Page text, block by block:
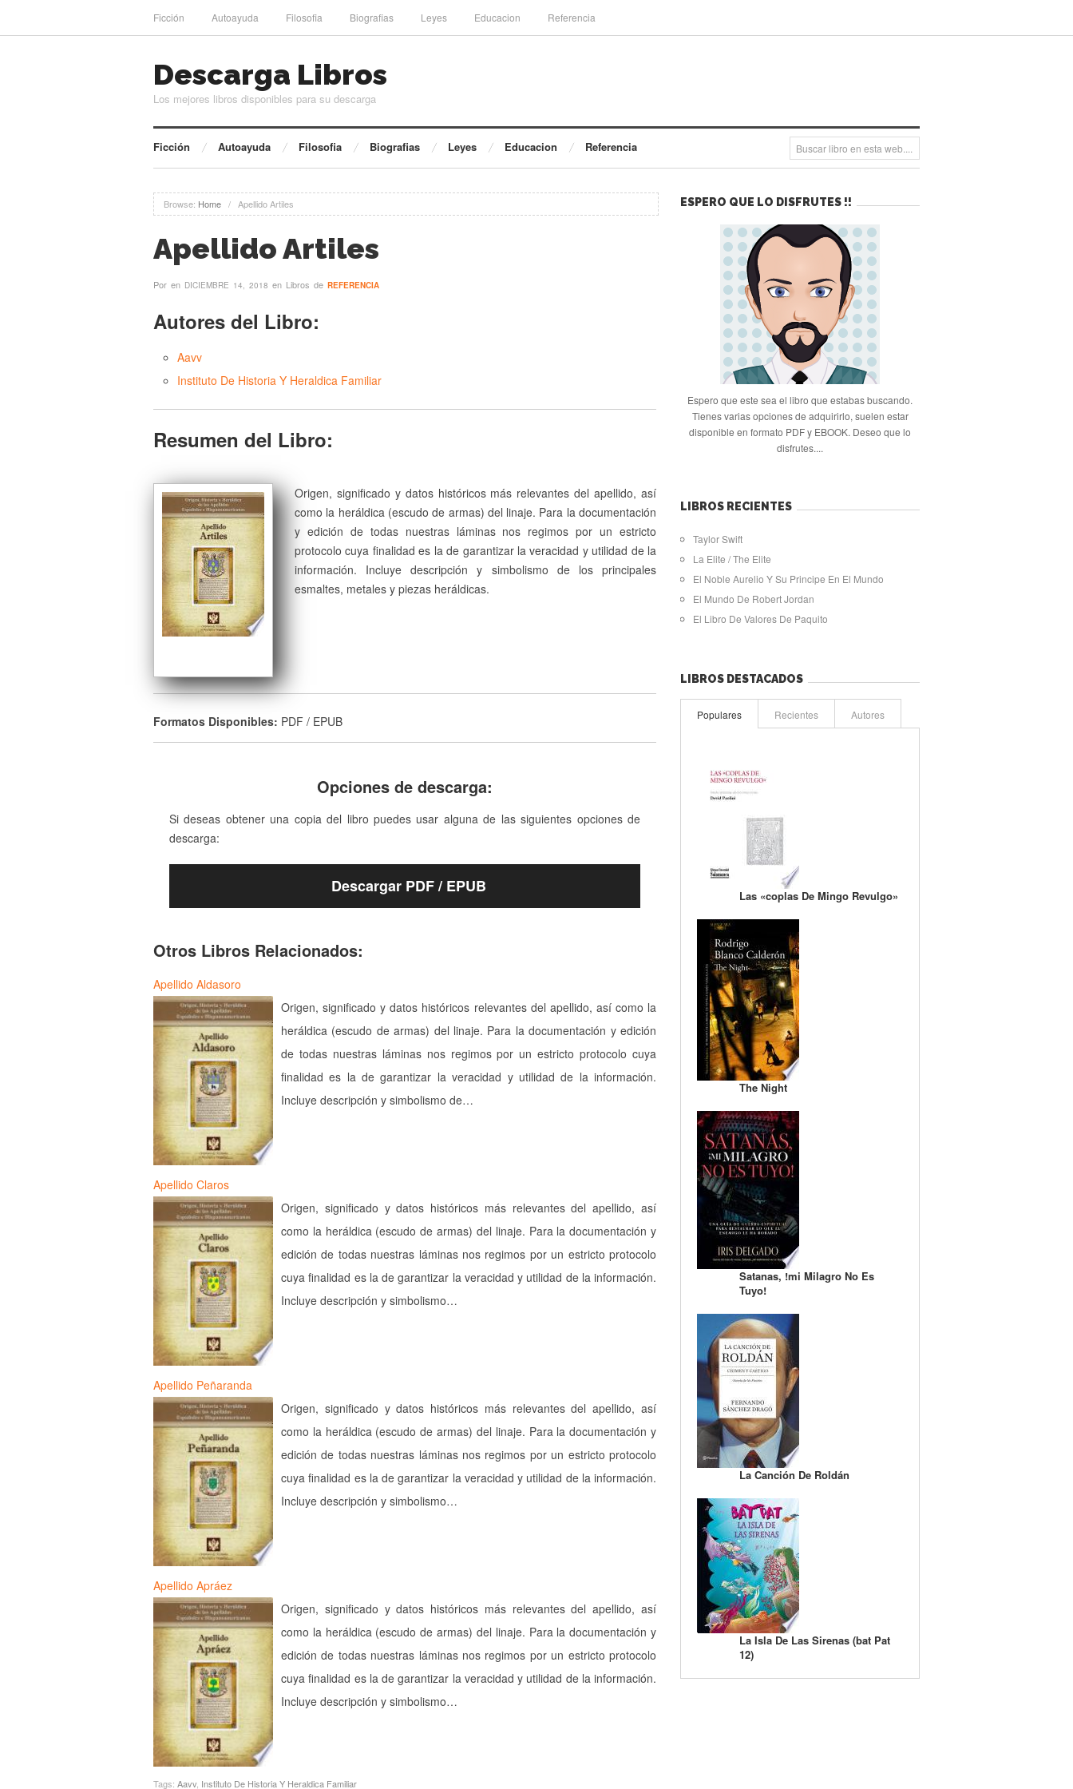
Ficción Autoayuda Filosofia Biografias Leyes Educacion Referencia
Descarga Libros
Los mejores libros disponibles para su descarga
Ficción Autoayuda Filosofia Biografias Leyes Educacion Referencia
Browse: Home / Apellido Artiles
Apellido Artiles
Por en DICIEMBRE 14, 2018 en Libros de REFERENCIA
Autores del Libro:
Aavv
Instituto De Historia Y Heraldica Familiar
Resumen del Libro:
Origen, significado y datos históricos más relevantes del apellido, así
como la heráldica (escudo de armas) del linaje. Para la documentación
y edición de todas nuestras láminas nos regimos por un estricto
protocolo cuya finalidad es la de garantizar la veracidad y utilidad de la
información. Incluye descripción y simbolismo de los principales
esmaltes, metales y piezas heráldicas.
Formatos Disponibles: PDF / EPUB
Opciones de descarga:
Si deseas obtener una copia del libro puedes usar alguna de las siguientes opciones de
descarga:
Descargar PDF / EPUB
Otros Libros Relacionados:
Apellido Aldasoro
Origen, significado y datos históricos relevantes del apellido, así como la
heráldica (escudo de armas) del linaje. Para la documentación y edición
de todas nuestras láminas nos regimos por un estricto protocolo cuya
finalidad es la de garantizar la veracidad y utilidad de la información.
Incluye descripción y simbolismo de…
Apellido Claros
Origen, significado y datos históricos más relevantes del apellido, así
como la heráldica (escudo de armas) del linaje. Para la documentación y
edición de todas nuestras láminas nos regimos por un estricto protocolo
cuya finalidad es la de garantizar la veracidad y utilidad de la información.
Incluye descripción y simbolismo…
Apellido Peñaranda
Origen, significado y datos históricos más relevantes del apellido, así
como la heráldica (escudo de armas) del linaje. Para la documentación y
edición de todas nuestras láminas nos regimos por un estricto protocolo
cuya finalidad es la de garantizar la veracidad y utilidad de la información.
Incluye descripción y simbolismo…
Apellido Apráez
Origen, significado y datos históricos más relevantes del apellido, así
como la heráldica (escudo de armas) del linaje. Para la documentación y
edición de todas nuestras láminas nos regimos por un estricto protocolo
cuya finalidad es la de garantizar la veracidad y utilidad de la información.
Incluye descripción y simbolismo…
Tags: Aavv, Instituto De Historia Y Heraldica Familiar
ESPERO QUE LO DISFRUTES !!
Espero que este sea el libro que estabas buscando.
Tienes varias opciones de adquirirlo, suelen estar
disponible en formato PDF y EBOOK. Deseo que lo
disfrutes....
LIBROS RECIENTES
Taylor Swift
La Elite / The Elite
El Noble Aurelio Y Su Principe En El Mundo
El Mundo De Robert Jordan
El Libro De Valores De Paquito
LIBROS DESTACADOS
Populares Recientes Autores
Las «coplas De Mingo Revulgo»
The Night
Satanas, !mi Milagro No Es
Tuyo!
La Canción De Roldán
La Isla De Las Sirenas (bat Pat
12)